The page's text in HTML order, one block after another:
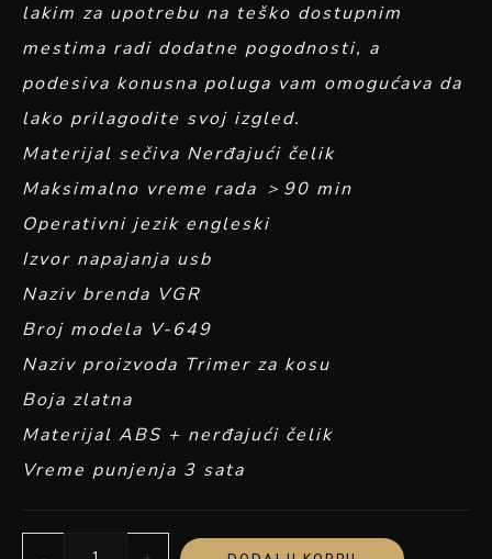
lakim za upotrebu na teško dostupnim
mestima radi dodatne pogodnosti, a
podesiva konusna poluga vam omogućava da
lako prilagodite svoj izgled.
Materijal sečiva Nerđajući čelik
Maksimalno vreme rada ＞90 min
Operativni jezik engleski
Izvor napajanja usb
Naziv brenda VGR
Broj modela V-649
Naziv proizvoda Trimer za kosu
Boja zlatna
Materijal ABS + nerđajući čelik
Vreme punjenja 3 sata